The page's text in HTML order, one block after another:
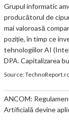
Grupul informatic
producătorul de
mai valoroasă
poziție, în timp ce
tehnologiilor AI
DPA. Capitalizarea
Source:
ANCOM:
Artificială devine